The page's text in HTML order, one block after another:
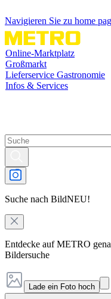
Navigieren Sie zu home
Online-Marktplatz
Großmarkt
Lieferservice Gastronomie
Infos & Services
Suche nach BildNEU!
Entdecke auf METRO
Bildersuche
Lade ein Foto hoch